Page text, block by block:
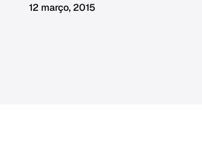
12 março, 2015